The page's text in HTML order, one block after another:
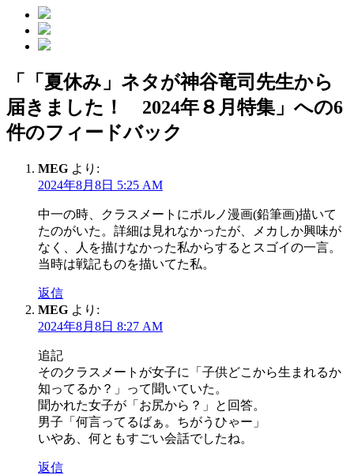
「「夏休み」ネタが神谷竜司先生から
届きました！ 2024年８月特集」への6
件のフィードバック
MEG より:
2024年8月8日 5:25 AM
中一の時、クラスメートにポルノ漫画(鉛筆画)描いて
たのがいた。詳細は見れなかったが、メカしか興味が
なく、人を描けなかった私からするとスゴイの一言。
当時は戦記ものを描いてた私。
返信
MEG より:
2024年8月8日 8:27 AM
追記
そのクラスメートが女子に「子供どこから生まれるか
知ってるか？」って聞いていた。
聞かれた女子が「お尻から？」と回答。
男子「何言ってるばぁ。ちがうひゃー」
いやあ、何ともすごい会話でしたね。
返信